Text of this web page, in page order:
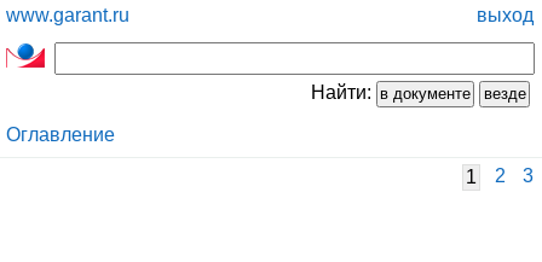
www.garant.ru выход
Найти:
Оглавление
1 2 3